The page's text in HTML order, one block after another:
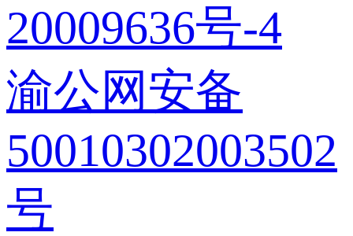
20009636号-4
渝公网安备
50010302003502
号